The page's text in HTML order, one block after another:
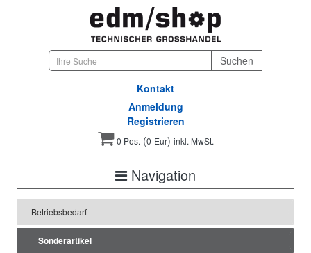
Kontakt
Anmeldung
Registrieren
0 Pos.(0 Eur) inkl. MwSt.
Navigation
Betriebsbedarf
Sonderartikel